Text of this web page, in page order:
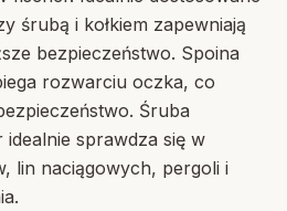
śrubą i kołkiem zapewniają
bezpieczeństwo. Spoina
rozwarciu oczka, co
Śruba
sprawdza się w
lin naciągowych, pergoli i